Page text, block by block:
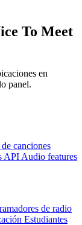
To Meet
en
panel.
canciones
API Audio features
de radio
Estudiantes